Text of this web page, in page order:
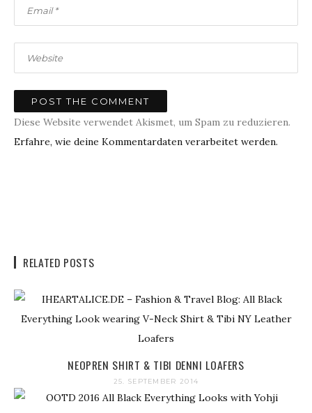
Diese Website verwendet Akismet, um Spam zu reduzieren.
Erfahre, wie deine Kommentardaten verarbeitet werden.
RELATED POSTS
NEOPREN SHIRT & TIBI DENNI LOAFERS
25. SEPTEMBER 2014